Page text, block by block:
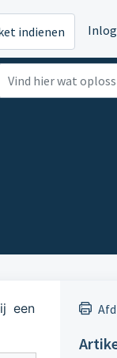
indienen
een